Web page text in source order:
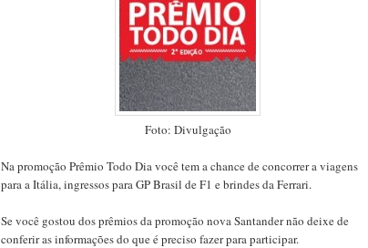
Foto: Divulgação
Na promoção Prêmio Todo Dia você tem a chance de concorrer a viagens
para a Itália, ingressos para GP Brasil de F1 e brindes da Ferrari.
Se você gostou dos prêmios da promoção nova Santander não deixe de
conferir as informações do que é preciso fazer para participar.